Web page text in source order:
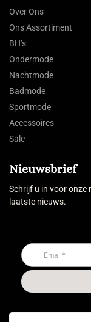
Over Ons
Ons Assortiment
BH’s
Ondermode
Nachtmode
Badmode
Sportmode
Accessoires
Sale
Nieuwsbrief
Schrijf u in voor onze
laatste nieuws.